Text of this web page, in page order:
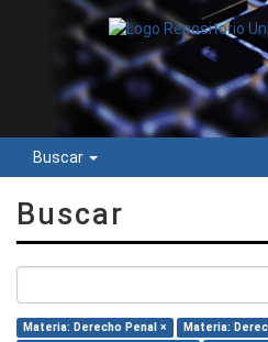
Buscar
Buscar
Materia: Derecho Penal ×
Materia: